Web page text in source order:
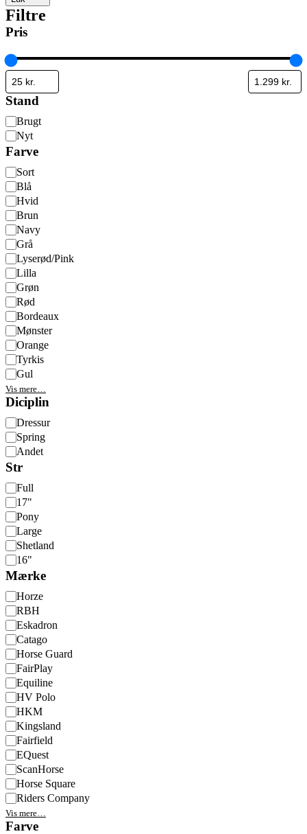
Filtre
Pris
Stand
StandBrugt
Nyt
Farve
Farve
Sort
Blå
Hvid
Brun
Navy
Grå
Lyserød/Pink
Lilla
Grøn
Rød
Bordeaux
Mønster
Orange
Tyrkis
Gul
Vis mere…
Diciplin
Diciplin
Dressur
Spring
Andet
Str
StrFull
17"
Pony
Large
Shetland
16"
Mærke
Mærke
Horze
RBH
Eskadron
Catago
Horse Guard
FairPlay
Equiline
HV Polo
HKM
Kingsland
Fairfield
EQuest
ScanHorse
Horse Square
Riders Company
Vis mere…
Farve